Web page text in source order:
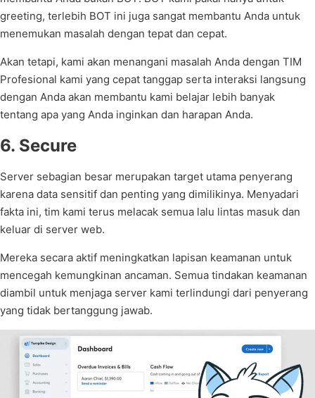
greeting, terlebih BOT ini juga sangat membantu Anda untuk
menemukan masalah dengan tepat dan cepat.
Akan tetapi, kami akan menangani masalah Anda dengan TIM
Profesional kami yang cepat tanggap serta interaksi langsung
dengan Anda akan membantu kami belajar lebih banyak
tentang apa yang Anda inginkan dan harapan Anda.
6. Secure
Server sebagian besar merupakan target utama penyerang
karena data sensitif dan penting yang dimilikinya. Menyadari
fakta ini, tim kami terus melacak semua lalu lintas masuk dan
keluar di server web.
Mereka secara aktif meningkatkan lapisan keamanan untuk
mencegah kemungkinan ancaman. Semua tindakan keamanan
diambil untuk menjaga server kami terlindungi dari penyerang
yang tidak bertanggung jawab.